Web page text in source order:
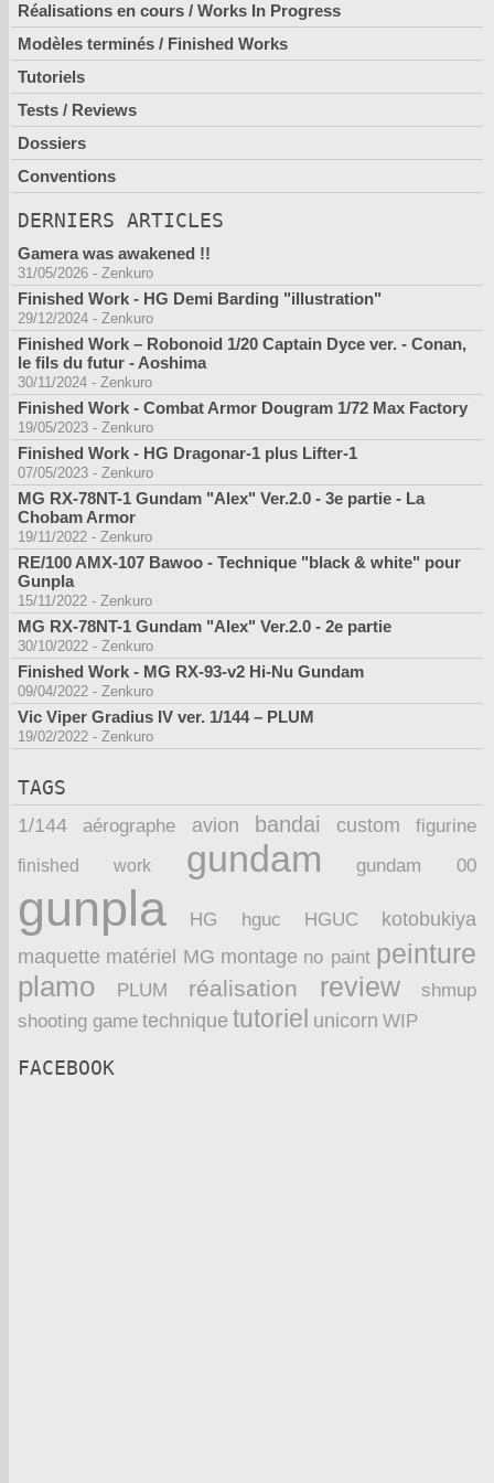
Réalisations en cours / Works In Progress
Modèles terminés / Finished Works
Tutoriels
Tests / Reviews
Dossiers
Conventions
DERNIERS ARTICLES
Gamera was awakened !!
31/05/2026 - Zenkuro
Finished Work - HG Demi Barding "illustration"
29/12/2024 - Zenkuro
Finished Work – Robonoid 1/20 Captain Dyce ver. - Conan,
le fils du futur - Aoshima
30/11/2024 - Zenkuro
Finished Work - Combat Armor Dougram 1/72 Max Factory
19/05/2023 - Zenkuro
Finished Work - HG Dragonar-1 plus Lifter-1
07/05/2023 - Zenkuro
MG RX-78NT-1 Gundam "Alex" Ver.2.0 - 3e partie - La
Chobam Armor
19/11/2022 - Zenkuro
RE/100 AMX-107 Bawoo - Technique "black & white" pour
Gunpla
15/11/2022 - Zenkuro
MG RX-78NT-1 Gundam "Alex" Ver.2.0 - 2e partie
30/10/2022 - Zenkuro
Finished Work - MG RX-93-v2 Hi-Nu Gundam
09/04/2022 - Zenkuro
Vic Viper Gradius IV ver. 1/144 – PLUM
19/02/2022 - Zenkuro
TAGS
1/144 aérographe avion bandai custom figurine
finished work gundam gundam 00
gunpla HG hguc HGUC
kotobukiya
maquette matériel MG montage no paint peinture
plamo PLUM réalisation review
shmup
shooting game technique tutoriel unicorn WIP
FACEBOOK